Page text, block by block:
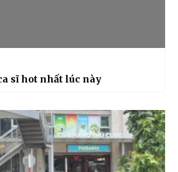
sĩ hot nhất lúc này